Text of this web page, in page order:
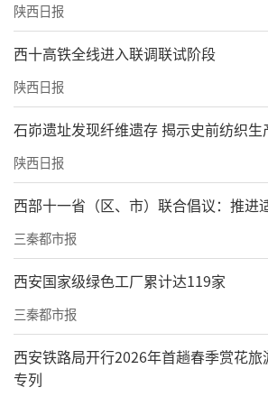
陕西日报
西十高铁全线进入联调联试阶段
陕西日报
石峁遗址发现纤维遗存 揭示史前纺织生
陕西日报
西部十一省（区、市）联合倡议：推进
三秦都市报
西安国家级绿色工厂累计达119家
三秦都市报
西安铁路局开行2026年首趟春季赏花旅
专列